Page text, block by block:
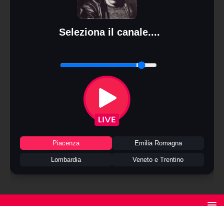
Seleziona il canale....
Piacenza Emilia Romagna
Lombardia Veneto e Trentino